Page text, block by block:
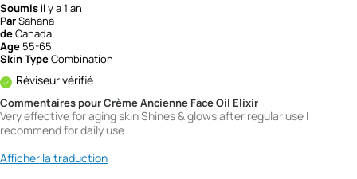
Soumis il y a 1 an
ParSahana
deCanada
Age 55-65
Skin TypeCombination
Réviseur vérifié
Commentaires pour Crème Ancienne Face Oil Elixir
Very effective for aging skin Shines & glows after regular use I
recommend for daily use
Afficher la traduction